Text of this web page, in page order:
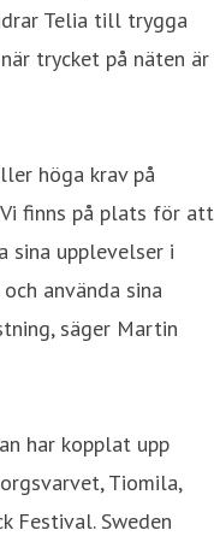
Telia till trygga
trycket på näten är
höga krav på
finns på plats för att
sina upplevelser i
använda sina
säger Martin
har kopplat upp
Tiomila,
Festival. Sweden